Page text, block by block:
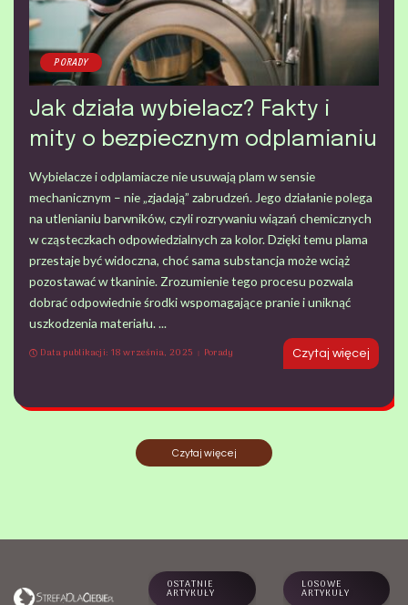
PORADY
Jak działa wybielacz? Fakty i
mity o bezpiecznym odplamianiu
Wybielacze i odplamiacze nie usuwają plam w sensie
mechanicznym – nie „zjadają” zabrudzeń. Jego działanie polega
na utlenianiu barwników, czyli rozrywaniu wiązań chemicznych
w cząsteczkach odpowiedzialnych za kolor. Dzięki temu plama
przestaje być widoczna, choć sama substancja może wciąż
pozostawać w tkaninie. Zrozumienie tego procesu pozwala
dobrać odpowiednie środki wspomagające pranie i uniknąć
uszkodzenia materiału. ...
Data publikacji: 18 września, 2025
Porady Czytaj więcej
Czytaj więcej
OSTATNIE
ARTYKUŁY
LOSOWE
ARTYKUŁY